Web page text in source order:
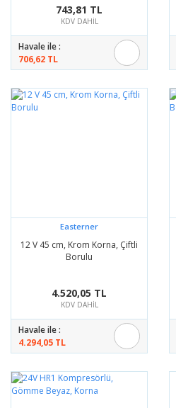
743,81 TL
KDV DAHİL
Havale ile :
706,62 TL
Easterner
12 V 45 cm, Krom Korna, Çiftli
Borulu
4.520,05 TL
KDV DAHİL
Havale ile :
4.294,05 TL